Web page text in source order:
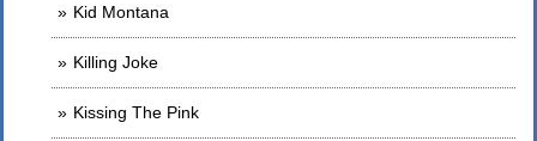
Kid Montana
Killing Joke
Kissing The Pink